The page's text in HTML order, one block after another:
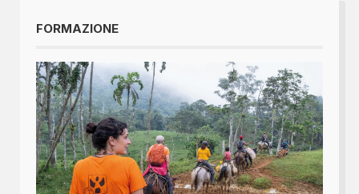
FORMAZIONE